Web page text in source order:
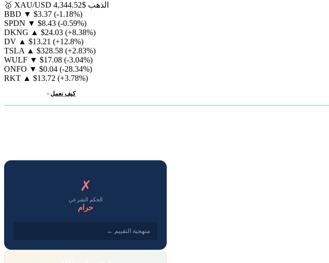
🥇 XAU/USD الذهب $4,344.52
BBD ▼ $3.37 (-1.18%)
SPDN ▼ $8.43 (-0.59%)
DKNG ▲ $24.03 (+8.38%)
DV ▲ $13.21 (+12.8%)
TSLA ▲ $328.58 (+2.83%)
WULF ▼ $17.08 (-3.04%)
ONFO ▼ $0.04 (-28.34%)
RKT ▲ $13.72 (+3.78%)
كيف نعمل
✗
الحكم الشرعي
حرام
منهجية التقييم ←